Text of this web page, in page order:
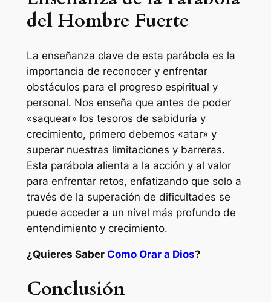
del Hombre Fuerte
La enseñanza clave de esta parábola es la
importancia de reconocer y enfrentar
obstáculos para el progreso espiritual y
personal. Nos enseña que antes de poder
«saquear» los tesoros de sabiduría y
crecimiento, primero debemos «atar» y
superar nuestras limitaciones y barreras.
Esta parábola alienta a la acción y al valor
para enfrentar retos, enfatizando que solo a
través de la superación de dificultades se
puede acceder a un nivel más profundo de
entendimiento y crecimiento.
¿Quieres Saber Como Orar a Dios?
Conclusión